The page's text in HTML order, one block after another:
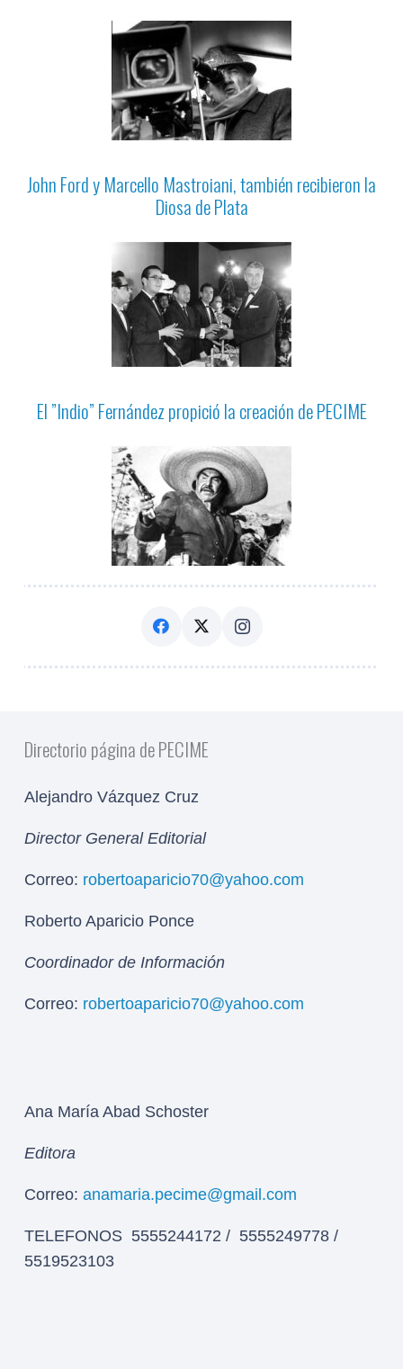
John Ford y Marcello Mastroiani, también recibieron la
Diosa de Plata
El ”Indio” Fernández propició la creación de PECIME
Directorio página de PECIME
Alejandro Vázquez Cruz
Director General Editorial
Correo: robertoaparicio70@yahoo.com
Roberto Aparicio Ponce
Coordinador de Información
Correo: robertoaparicio70@yahoo.com
Ana María Abad Schoster
Editora
Correo: anamaria.pecime@gmail.com
TELEFONOS 5555244172 / 5555249778 /
5519523103